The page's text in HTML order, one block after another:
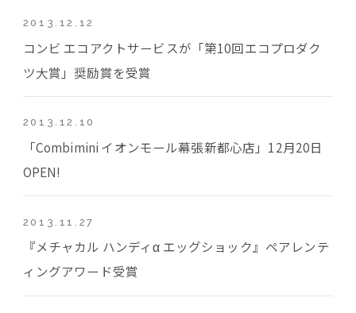
2013.12.12
コンビ エコアクトサービスが「第10回エコプロダク
ツ大賞」奨励賞を受賞
2013.12.10
「Combimini イオンモール幕張新都心店」12月20日
OPEN!
2013.11.27
『メチャカル ハンディα エッグショック』ペアレンテ
ィングアワード受賞